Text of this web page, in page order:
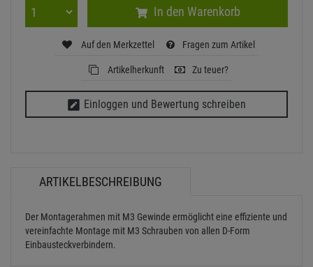
In den Warenkorb
Auf den Merkzettel Fragen zum Artikel
Artikelherkunft Zu teuer?
Einloggen und Bewertung schreiben
ARTIKELBESCHREIBUNG
Der Montagerahmen mit M3 Gewinde ermöglicht eine effiziente und
vereinfachte Montage mit M3 Schrauben von allen D-Form
Einbausteckverbindern.